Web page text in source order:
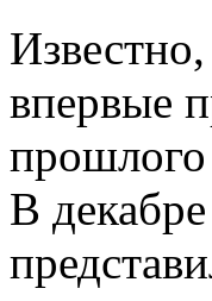
впервые
прошлого
В